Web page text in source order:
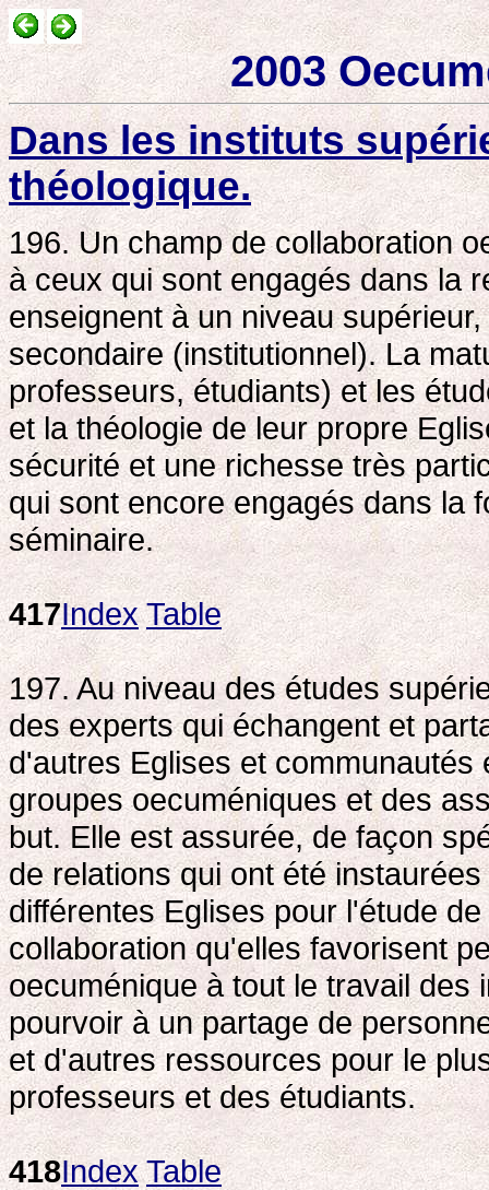
2003
Dans les instituts
théologique.
196. Un champ de collaboration
à ceux qui sont engagés dans la
enseignent à un niveau
secondaire (institutionnel). La
professeurs, étudiants) et les
et la théologie de leur propre
sécurité et une richesse très
qui sont encore engagés dans la
séminaire.
417Index Table
197. Au niveau des études
des experts qui échangent et
d'autres Eglises et
groupes oecuméniques et des
but. Elle est assurée, de façon
de relations qui ont été
différentes Eglises pour l'étude
collaboration qu'elles favorisent
oecuménique à tout le travail des
pourvoir à un partage de
et d'autres ressources pour le
professeurs et des étudiants.
418Index Table